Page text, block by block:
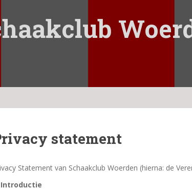
statement
Statement van Schaakclub Woerden (hierna: de
Introductie